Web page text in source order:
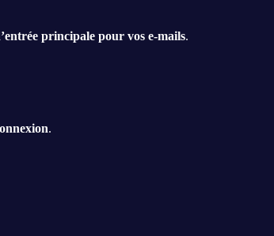
principale pour vos e-mails.
.